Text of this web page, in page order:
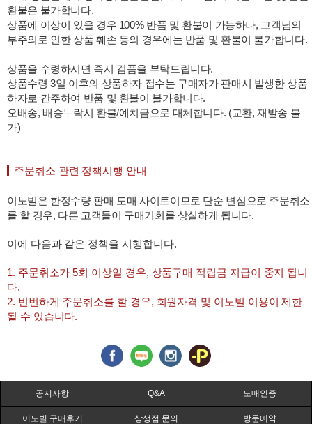
환불은 불가합니다.
상품에 이상이 있을 경우 100% 반품 및 환불이 가능하나, 고객님의
부주의로 인한 상품 훼손 등의 경우에는 반품 및 환불이 불가합니다.
상품을 수령하시면 즉시 검품을 부탁드립니다.
상품수령 3일 이후의 상품하자 접수는 구매자가 판매시 발생한 상품
하자로 간주하여 반품 및 환불이 불가합니다.
오배송, 배송누락시 환불/예치금으로 대체합니다. (교환, 재발송 불
가)
주문취소 관련 정책시행 안내
이노빌은 한정수량 판매 도매 사이트이므로 단순 변심으로 주문취소
를 할 경우, 다른 고객들이 구매기회를 상실하게 됩니다.
이에 다음과 같은 정책을 시행합니다.
1. 주문취소가 5회 이상일 경우, 상품구매 적립금 지급이 중지 됩니
다.
2. 빈번하게 주문취소를 할 경우, 회원자격 및 이노빌 이용이 제한
될 수 있습니다.
공지사항 Q&A 도매인증
이노빌 구매후기 상생점 문의 방문예약